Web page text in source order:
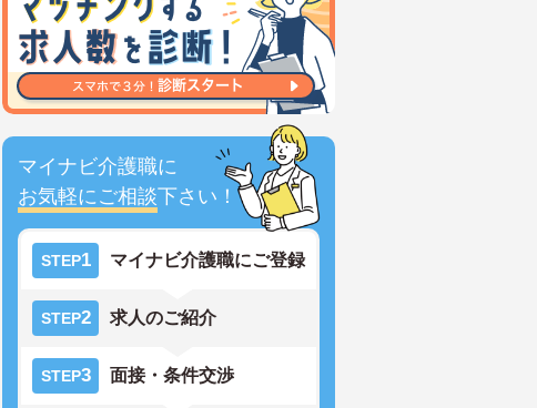
マイナビ介護職に
お気軽にご相談下さい！
STEP1 マイナビ介護職にご登録
STEP2 求人のご紹介
STEP3 面接・条件交渉